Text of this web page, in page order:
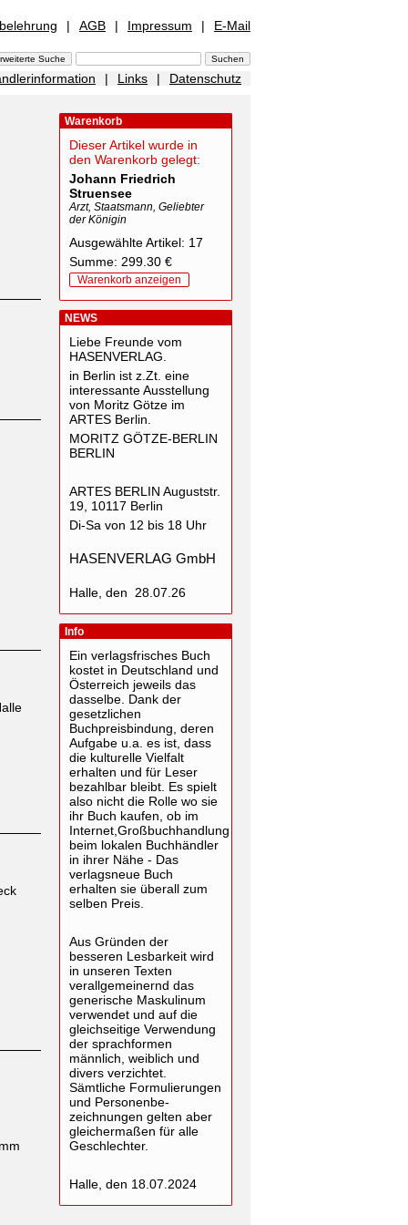
| AGB | Impressum | E-Mail
| Links | Datenschutz
Warenkorb
Dieser Artikel wurde in
den Warenkorb gelegt:
Johann Friedrich
Struensee
Arzt, Staatsmann, Geliebter
der Königin
Ausgewählte Artikel: 17
Summe: 299.30 €
Warenkorb anzeigen
NEWS
Liebe Freunde vom
HASENVERLAG.
in Berlin ist z.Zt. eine
interessante Ausstellung
von Moritz Götze im
ARTES Berlin.
MORITZ GÖTZE-BERLIN
BERLIN
ARTES BERLIN Auguststr.
19, 10117 Berlin
Di-Sa von 12 bis 18 Uhr
HASENVERLAG GmbH
Halle, den 28.07.26
Info
Ein verlagsfrisches Buch
kostet in Deutschland und
Österreich jeweils das
dasselbe. Dank der
gesetzlichen
Buchpreisbindung, deren
Aufgabe u.a. es ist, dass
die kulturelle Vielfalt
erhalten und für Leser
bezahlbar bleibt. Es spielt
also nicht die Rolle wo sie
ihr Buch kaufen, ob im
Internet,Großbuchhandlung
beim lokalen Buchhändler
in ihrer Nähe - Das
verlagsneue Buch
erhalten sie überall zum
selben Preis.
Aus Gründen der
besseren Lesbarkeit wird
in unseren Texten
verallgemeinernd das
generische Maskulinum
verwendet und auf die
gleichseitige Verwendung
der sprachformen
männlich, weiblich und
divers verzichtet.
Sämtliche Formulierungen
und Personenbe-
zeichnungen gelten aber
gleichermaßen für alle
Geschlechter.
Halle, den 18.07.2024